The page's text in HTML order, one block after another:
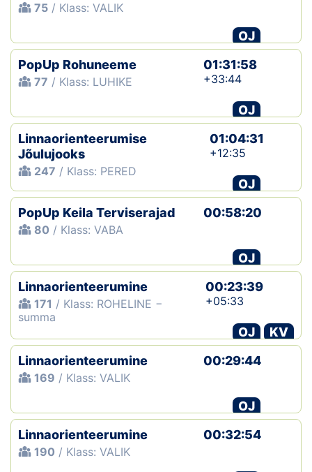
75 / Klass: VALIK
OJ
PopUp Rohuneeme
77 / Klass: LUHIKE
01:31:58
+33:44
OJ
Linnaorienteerumise
Jõulujooks
247 / Klass: PERED
01:04:31
+12:35
OJ
PopUp Keila Terviserajad
80 / Klass: VABA
00:58:20
OJ
Linnaorienteerumine
171 / Klass: ROHELINE −
summa
00:23:39
+05:33
OJ
KV
Linnaorienteerumine
169 / Klass: VALIK
00:29:44
OJ
Linnaorienteerumine
190 / Klass: VALIK
00:32:54